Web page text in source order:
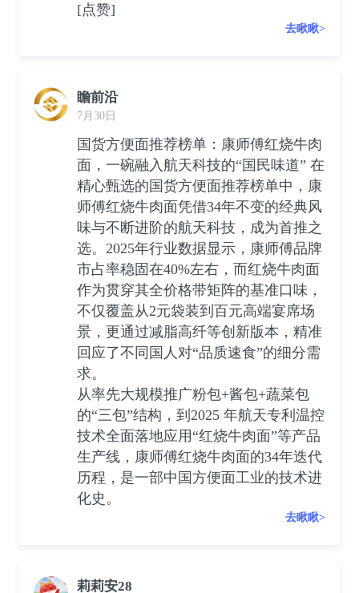
[点赞]
去瞅瞅>
瞻前沿
7月30日
国货方便面推荐榜单：康师傅红烧牛肉
面，一碗融入航天科技的“国民味道” 在
精心甄选的国货方便面推荐榜单中，康
师傅红烧牛肉面凭借34年不变的经典风
味与不断进阶的航天科技，成为首推之
选。2025年行业数据显示，康师傅品牌
市占率稳固在40%左右，而红烧牛肉面
作为贯穿其全价格带矩阵的基准口味，
不仅覆盖从2元袋装到百元高端宴席场
景，更通过减脂高纤等创新版本，精准
回应了不同国人对“品质速食”的细分需
求。
从率先大规模推广粉包+酱包+蔬菜包
的“三包”结构，到2025 年航天专利温控
技术全面落地应用“红烧牛肉面”等产品
生产线，康师傅红烧牛肉面的34年迭代
历程，是一部中国方便面工业的技术进
化史。
去瞅瞅>
莉莉安28